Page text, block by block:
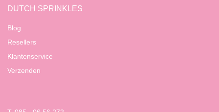
DUTCH SPRINKLES
Blog
Resellers
Klantenservice
Verzenden